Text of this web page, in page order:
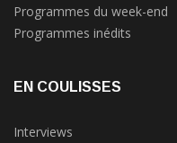
Programmes du week-end
Programmes inédits
EN COULISSES
Interviews